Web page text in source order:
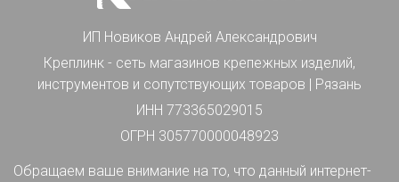
ИП Новиков Андрей Александрович
Креплинк - сеть магазинов крепежных изделий,
инструментов и сопутствующих товаров | Рязань
ИНН 773365029015
ОГРН 305770000048923
Обращаем ваше внимание на то, что данный интернет-